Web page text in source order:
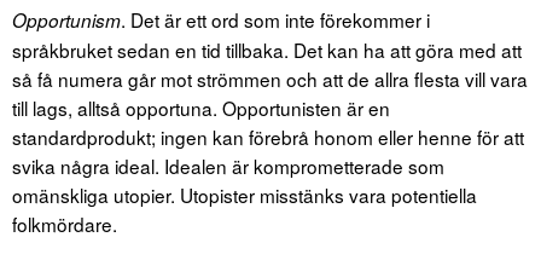
Opportunism. Det är ett ord som inte förekommer i
språkbruket sedan en tid tillbaka. Det kan ha att göra med att
så få numera går mot strömmen och att de allra flesta vill vara
till lags, alltså opportuna. Opportunisten är en
standardprodukt; ingen kan förebrå honom eller henne för att
svika några ideal. Idealen är komprometterade som
omänskliga utopier. Utopister misstänks vara potentiella
folkmördare.